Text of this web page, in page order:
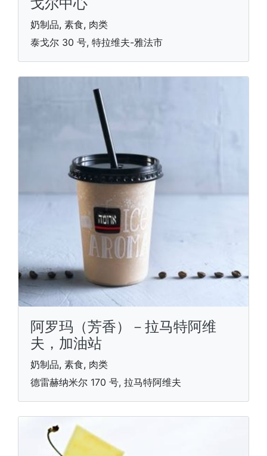
奶制品, 素食, 肉类
泰戈尔 30 号, 特拉维夫-雅法市
阿罗玛（芳香）－拉马特阿维
夫，加油站
奶制品, 素食, 肉类
德雷赫纳米尔 170 号, 拉马特阿维夫